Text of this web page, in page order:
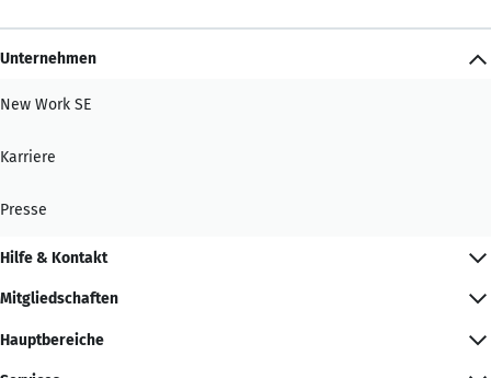
Unternehmen
New Work SE
Karriere
Presse
Hilfe & Kontakt
Mitgliedschaften
Hauptbereiche